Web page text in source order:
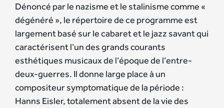
Dénoncé par le nazisme et le stalinisme comme «
dégénéré », le répertoire de ce programme est
largement basé sur le cabaret et le jazz savant qui
caractérisent l’un des grands courants
esthétiques musicaux de l’époque de l’entre-
deux-guerres. Il donne large place à un
compositeur symptomatique de la période :
Hanns Eisler, totalement absent de la vie des